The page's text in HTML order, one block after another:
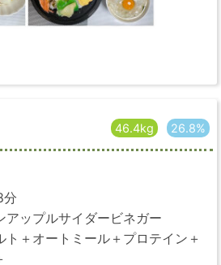
46.4kg 26.8%
分
ップルサイダービネガー
＋オートミール＋プロテイン＋